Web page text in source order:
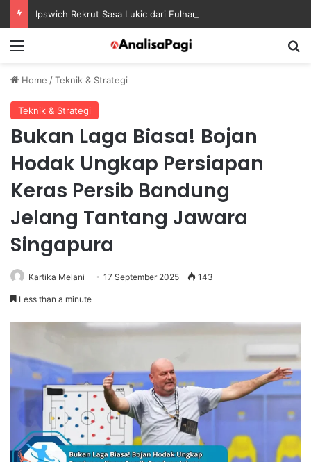
Home /Teknik & Strategi
Teknik & Strategi
Bukan Laga Biasa! Bojan
Hodak Ungkap Persiapan
Keras Persib Bandung
Jelang Tantang Jawara
Singapura
Kartika Melani 17 September 2025 143
Less than a minute